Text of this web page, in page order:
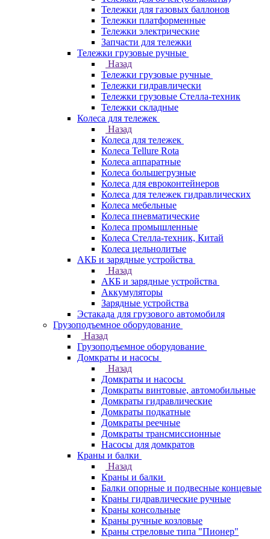
Тележки для газовых баллонов
Тележки платформенные
Тележки электрические
Запчасти для тележки
Тележки грузовые ручные
Назад
Тележки грузовые ручные
Тележки гидравлически
Тележки грузовые Стелла-техник
Тележки складные
Колеса для тележек
Назад
Колеса для тележек
Колеса Tellure Rota
Колеса аппаратные
Колеса большегрузные
Колеса для евроконтейнеров
Колеса для тележек гидравлических
Колеса мебельные
Колеса пневматические
Колеса промышленные
Колеса Стелла-техник, Китай
Колеса цельнолитые
АКБ и зарядные устройства
Назад
АКБ и зарядные устройства
Аккумуляторы
Зарядные устройства
Эстакада для грузового автомобиля
Грузоподъемное оборудование
Назад
Грузоподъемное оборудование
Домкраты и насосы
Назад
Домкраты и насосы
Домкраты винтовые, автомобильные
Домкраты гидравлические
Домкраты подкатные
Домкраты реечные
Домкраты трансмиссионные
Насосы для домкратов
Краны и балки
Назад
Краны и балки
Балки опорные и подвесные концевые
Краны гидравлические ручные
Краны консольные
Краны ручные козловые
Краны стреловые типа "Пионер"